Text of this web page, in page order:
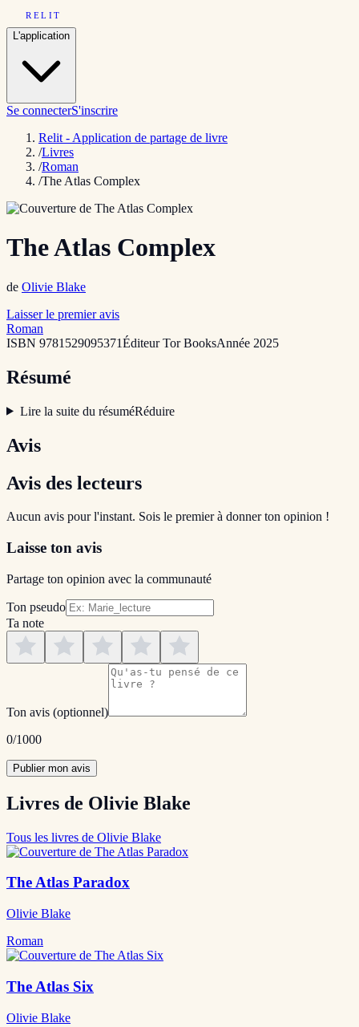
RELIT
L'application
Se connecterS'inscrire
Relit - Application de partage de livre
/Livres
/Roman
/The Atlas Complex
The Atlas Complex
de Olivie Blake
Laisser le premier avis
Roman
ISBN 9781529095371ÉditeurTor BooksAnnée 2025
Résumé
Lire la suite du résuméRéduire
Avis
Avis des lecteurs
Aucun avis pour l'instant. Sois le premier à donner ton opinion !
Laisse ton avis
Partage ton opinion avec la communauté
Ton pseudo
Ta note
Ton avis (optionnel)
0/1000
Publier mon avis
Livres de Olivie Blake
Tous les livres de Olivie Blake
The Atlas Paradox
Olivie Blake
Roman
The Atlas Six
Olivie Blake